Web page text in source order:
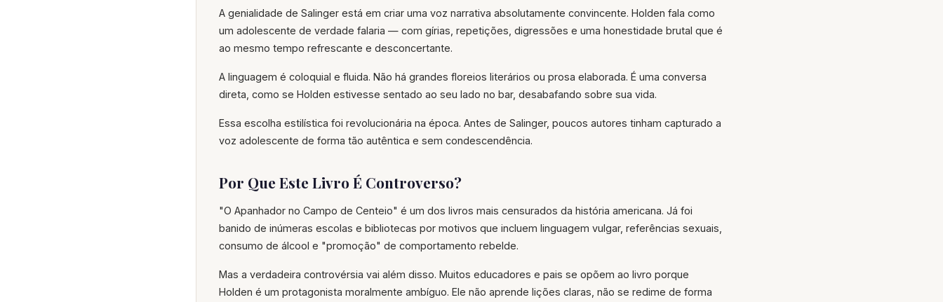
A genialidade de Salinger está em criar uma voz narrativa absolutamente convincente. Holden fala como
um adolescente de verdade falaria — com gírias, repetições, digressões e uma honestidade brutal que é
ao mesmo tempo refrescante e desconcertante.
A linguagem é coloquial e fluida. Não há grandes floreios literários ou prosa elaborada. É uma conversa
direta, como se Holden estivesse sentado ao seu lado no bar, desabafando sobre sua vida.
Essa escolha estilística foi revolucionária na época. Antes de Salinger, poucos autores tinham capturado a
voz adolescente de forma tão autêntica e sem condescendência.
Por Que Este Livro É Controverso?
"O Apanhador no Campo de Centeio" é um dos livros mais censurados da história americana. Já foi
banido de inúmeras escolas e bibliotecas por motivos que incluem linguagem vulgar, referências sexuais,
consumo de álcool e "promoção" de comportamento rebelde.
Mas a verdadeira controvérsia vai além disso. Muitos educadores e pais se opõem ao livro porque
Holden é um protagonista moralmente ambíguo. Ele não aprende lições claras, não se redime de forma